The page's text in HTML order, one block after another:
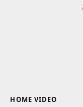
HOME VIDEO